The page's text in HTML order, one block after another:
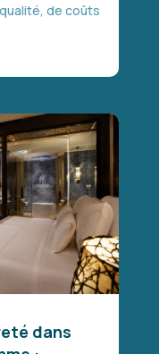
de coûts
dans